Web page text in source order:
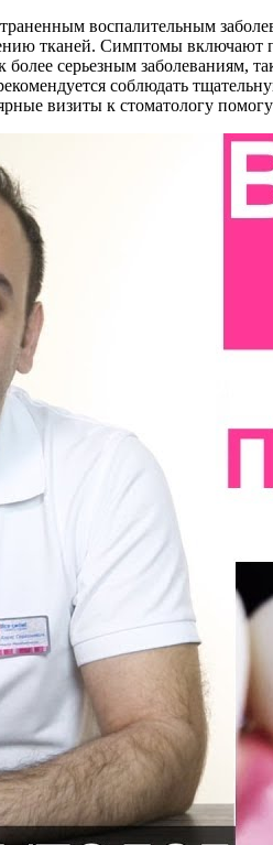
воспалительным
тканей. Симптомы включают
серьезным заболеваниям,
соблюдать
визиты к стоматологу